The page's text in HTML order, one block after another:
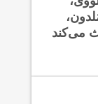
می‌کند